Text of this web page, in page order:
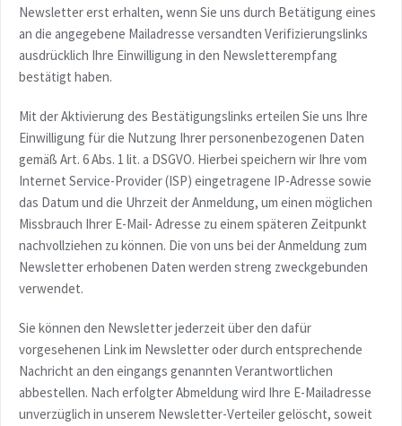
Newsletter erst erhalten, wenn Sie uns durch Betätigung eines
an die angegebene Mailadresse versandten Verifizierungslinks
ausdrücklich Ihre Einwilligung in den Newsletterempfang
bestätigt haben.
Mit der Aktivierung des Bestätigungslinks erteilen Sie uns Ihre
Einwilligung für die Nutzung Ihrer personenbezogenen Daten
gemäß Art. 6 Abs. 1 lit. a DSGVO. Hierbei speichern wir Ihre vom
Internet Service-Provider (ISP) eingetragene IP-Adresse sowie
das Datum und die Uhrzeit der Anmeldung, um einen möglichen
Missbrauch Ihrer E-Mail- Adresse zu einem späteren Zeitpunkt
nachvollziehen zu können. Die von uns bei der Anmeldung zum
Newsletter erhobenen Daten werden streng zweckgebunden
verwendet.
Sie können den Newsletter jederzeit über den dafür
vorgesehenen Link im Newsletter oder durch entsprechende
Nachricht an den eingangs genannten Verantwortlichen
abbestellen. Nach erfolgter Abmeldung wird Ihre E-Mailadresse
unverzüglich in unserem Newsletter-Verteiler gelöscht, soweit